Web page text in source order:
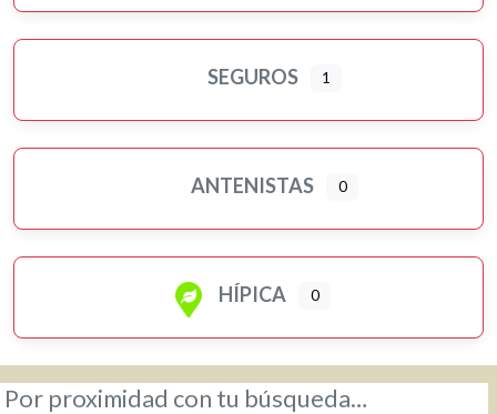
SEGUROS 1
ANTENISTAS 0
HÍPICA 0
Por proximidad con tu búsqueda…